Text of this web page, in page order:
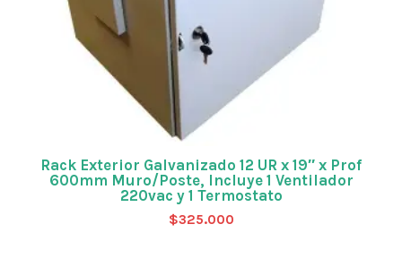
Rack Exterior Galvanizado 12 UR x 19″ x Prof
600mm Muro/Poste, Incluye 1 Ventilador
220vac y 1 Termostato
$325.000